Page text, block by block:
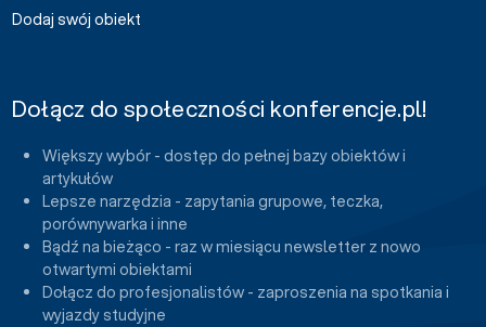
Dodaj swój obiekt
Dołącz do społeczności konferencje.pl!
Większy wybór - dostęp do pełnej bazy obiektów i
artykułów
Lepsze narzędzia - zapytania grupowe, teczka,
porównywarka i inne
Bądź na bieżąco - raz w miesiącu newsletter z nowo
otwartymi obiektami
Dołącz do profesjonalistów - zaproszenia na spotkania i
wyjazdy studyjne